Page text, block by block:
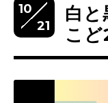
10
21
白
こ